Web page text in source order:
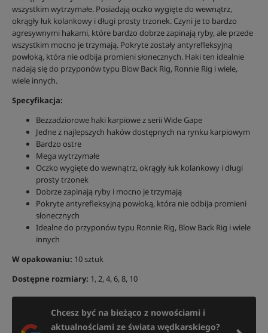
wszystkim wytrzymałe. Posiadają oczko wygięte do wewnątrz,
okrągły łuk kolankowy i długi prosty trzonek. Czyni je to bardzo
agresywnymi hakami, które bardzo dobrze zapinają ryby, ale przede
wszystkim mocno je trzymają. Pokryte zostały antyrefleksyjną
powłoką, która nie odbija promieni słonecznych. Haki ten idealnie
nadają się do przyponów typu Blow Back Rig, Ronnie Rig i wiele,
wiele innych.
Specyfikacja:
Bezzadziorowe haki karpiowe z serii Wide Gape
Jedne z najlepszych haków dostępnych na rynku karpiowym
Bardzo ostre
Mega wytrzymałe
Oczko wygięte do wewnątrz, okrągły łuk kolankowy i długi
prosty trzonek
Dobrze zapinają ryby i mocno je trzymają
Pokryte antyrefleksyjną powłoką, która nie odbija promieni
słonecznych
Idealne do przyponów typu Ronnie Rig, Blow Back Rig i wiele
innych
W opakowaniu: 10 sztuk
Dostępne rozmiary: 1,2, 4, 6, 8, 10
Chcesz być na bieżąco z nowościami i
aktualnościami ze świata wędkarskiego?